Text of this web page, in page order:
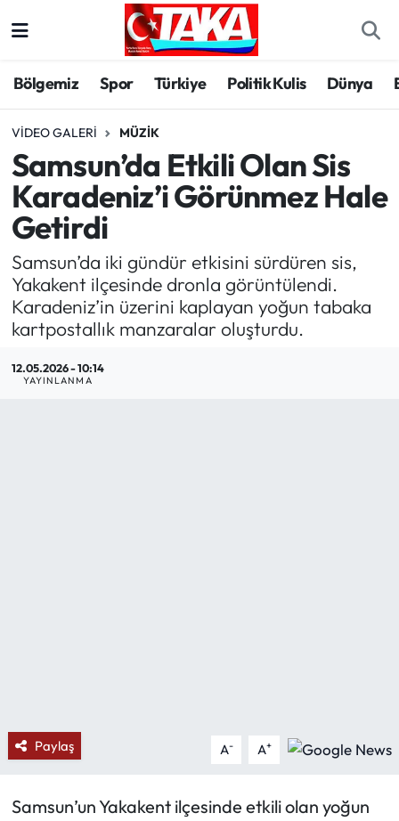
Bölgemiz Spor Türkiye Politik Kulis Dünya
VIDEO GALERI MÜZIK
Samsun’da Etkili Olan Sis
Karadeniz’i Görünmez Hale
Getirdi
Samsun’da iki gündür etkisini sürdüren sis,
Yakakent ilçesinde dronla görüntülendi.
Karadeniz’in üzerini kaplayan yoğun tabaka
kartpostallık manzaralar oluşturdu.
12.05.2026 - 10:14
YAYINLANMA
Paylaş A- A+
Samsun’un Yakakent ilçesinde etkili olan yoğun
Spor
Türkiye
Kültür/Sanat
Politik Kulis
Dünya
Magazin
Spor Yazıları
Trabzon Hava Durumu
Trabzon Trafik Yoğunluk Haritası
Süper Lig Puan Durumu ve Fikstür
Son Dakika Haberleri
Haber Arşivi